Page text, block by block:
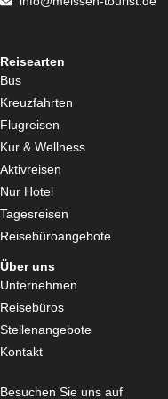
Medizinische Massagen und
• Elektrotherapie •
Reisearten
Bus
Kreuzfahrten
Flugreisen
Kur & Wellness
Aktivreisen
Nur Hotel
Tagesreisen
Reisebüroangebote
Über uns
Unternehmen
Reisebüros
Stellenangebote
Kontakt
Besuchen Sie uns auf